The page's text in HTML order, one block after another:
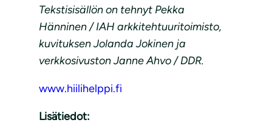
Tekstisisällön on tehnyt Pekka
Hänninen / IAH arkkitehtuuritoimisto,
kuvituksen Jolanda Jokinen ja
verkkosivuston Janne Ahvo / DDR.
www.hiilihelppi.fi
Lisätiedot: